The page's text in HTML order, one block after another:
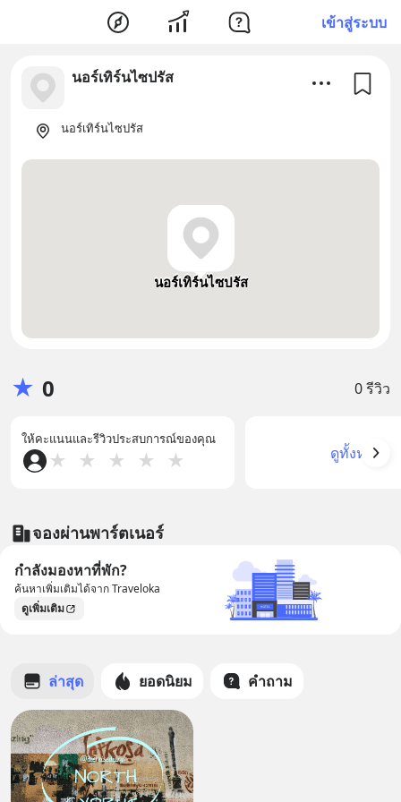
เข้าสู่ระบบ
นอร์เทิร์นไซปรัส
นอร์เทิร์นไซปรัส
นอร์เทิร์นไซปรัส
★ 0 0 รีวิว
ให้คะแนนและรีวิวประสบการณ์ของคุณ
★ ★ ★ ★ ★ ดูทั้งหมด
จองผ่านพาร์ตเนอร์
กำลังมองหาที่พัก?
ค้นหาเพิ่มเติมได้จาก Traveloka
ดูเพิ่มเติม
ล่าสุด ยอดนิยม คำถาม